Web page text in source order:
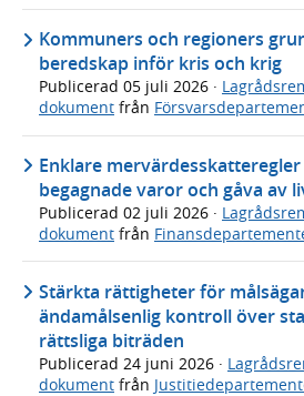
Kommuners och regioners
beredskap inför kris och krig
Publicerad 05 juli 2026 ·
dokument från
Enklare
begagnade varor och gåva av
Publicerad 02 juli 2026 ·
dokument från
Stärkta rättigheter för
ändamålsenlig kontroll över
rättsliga biträden
Publicerad 24 juni 2026 ·
dokument från